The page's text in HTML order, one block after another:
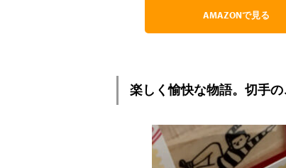
AMAZONで見る
楽しく愉快な物語。切手の